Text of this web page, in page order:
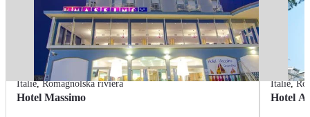
Itálie,Romagnolská riviéra
Hotel Massimo
Itálie,
Hotel